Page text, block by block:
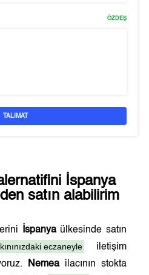
ÖZDEŞ
TALIMAT
İspanya
satın alabilirim
İspanyaülkesinde satın
eczaneyle
iletişim
Nemeailacının stokta